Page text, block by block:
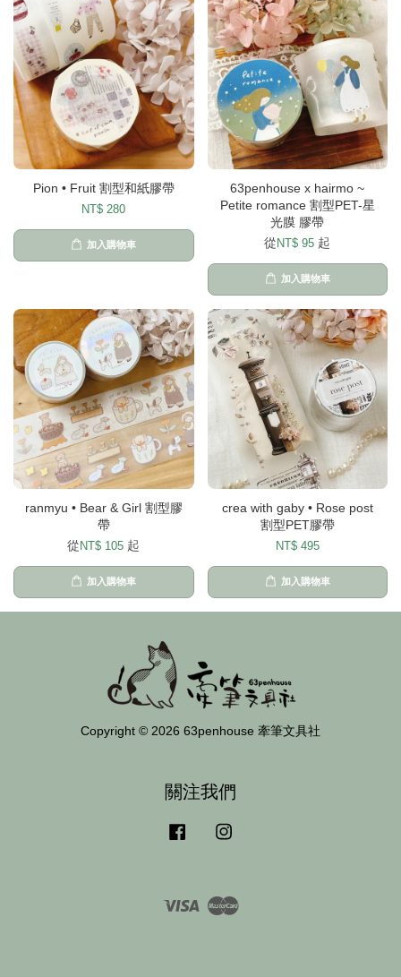
Pion • Fruit 割型和紙膠帶
NT$ 280
加入購物車
63penhouse x hairmo ~
Petite romance 割型PET-星
光膜 膠帶
從 NT$ 95 起
加入購物車
ranmyu • Bear & Girl 割型膠
帶
從 NT$ 105 起
加入購物車
crea with gaby • Rose post
割型PET膠帶
NT$ 495
加入購物車
Copyright © 2026 63penhouse 牽筆文具社
關注我們
Facebook
Visa Master